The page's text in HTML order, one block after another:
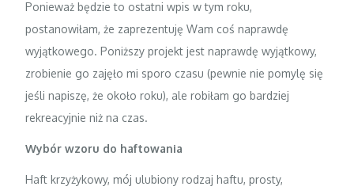
Ponieważ będzie to ostatni wpis w tym roku,
postanowiłam, że zaprezentuję Wam coś naprawdę
wyjątkowego. Poniższy projekt jest naprawdę wyjątkowy,
zrobienie go zajęło mi sporo czasu (pewnie nie pomylę się
jeśli napiszę, że około roku), ale robiłam go bardziej
rekreacyjnie niż na czas.
Wybór wzoru do haftowania
Haft krzyżykowy, mój ulubiony rodzaj haftu, prosty,